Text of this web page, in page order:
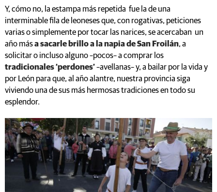
Y, cómo no, la estampa más repetida fue la de una
interminable fila de leoneses que, con rogativas, peticiones
varias o simplemente por tocar las narices, se acercaban un
año mása sacarle brillo a la napia de San Froilán, a
solicitar o incluso alguno –pocos– a comprar los
tradicionales ‘perdones’–avellanas– y, a bailar por la vida y
por León para que, al año alantre, nuestra provincia siga
viviendo una de sus más hermosas tradiciones en todo su
esplendor.